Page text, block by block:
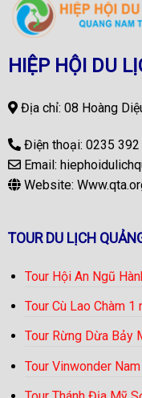
HIỆP HỘI DU
Địa chỉ: 08 Hoàng
Điện thoại: 0235
Email:
Website:
TOUR DU LỊCH
Tour Hội An Ngũ
Tour Cù Lao Chàm 1
Tour Rừng Dừa Bảy
Tour Vinwonder